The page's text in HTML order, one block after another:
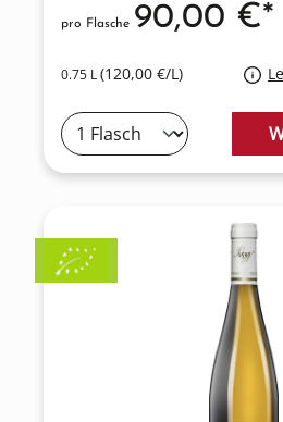
0.75 L(120,00 €/L)
pro Flasche 90,00 €*